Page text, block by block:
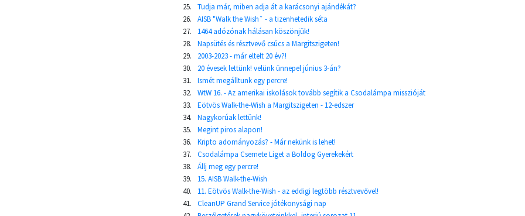
25.
Tudja már, miben adja át a karácsonyi ajándékát?
26.
AISB "Walk the Wishˇ - a tizenhetedik séta
27.
1464 adózónak hálásan köszönjük!
28.
Napsütés és résztvevő csúcs a Margitszigeten!
29.
2003-2023 - már eltelt 20 év?!
30.
20 évesek lettünk! velünk ünnepel június 3-án?
31.
Ismét megálltunk egy percre!
32.
WtW 16. - Az amerikai iskolások tovább segítik a Csodalámpa misszióját
33.
Eötvös Walk-the-Wish a Margitszigeten - 12-edszer
34.
Nagykorúak lettünk!
35.
Megint piros alapon!
36.
Kripto adományozás? - Már nekünk is lehet!
37.
Csodalámpa Csemete Liget a Boldog Gyerekekért
38.
Állj meg egy percre!
39.
15. AISB Walk-the-Wish
40.
11. Eötvös Walk-the-Wish - az eddigi legtöbb résztvevővel!
41.
CleanUP Grand Service jótékonysági nap